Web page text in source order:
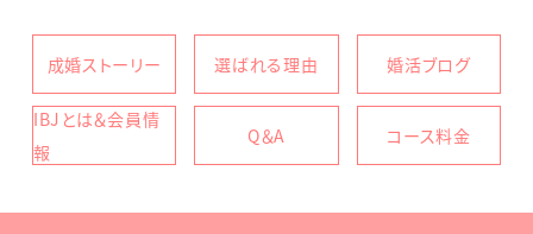
成婚ストーリー 選ばれる理由 婚活ブログ
IBJとは＆会員情
報
Q＆A コース料金